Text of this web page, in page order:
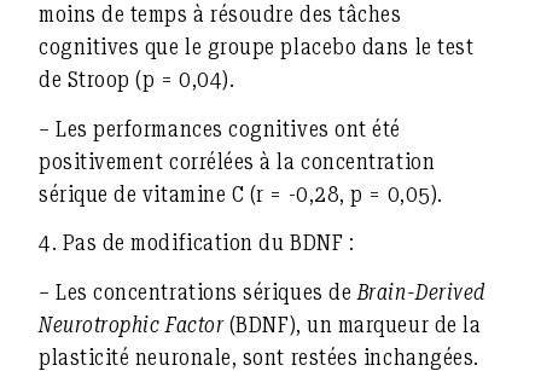
moins de temps à résoudre des tâches
cognitives que le groupe placebo dans le test
de Stroop (p = 0,04).
– Les performances cognitives ont été
positivement corrélées à la concentration
sérique de vitamine C (r = -0,28, p = 0,05).
4. Pas de modification du BDNF :
– Les concentrations sériques de Brain-Derived
Neurotrophic Factor(BDNF), un marqueur de la
plasticité neuronale, sont restées inchangées.